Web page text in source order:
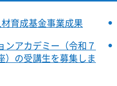
育成基金事業成果
ンアカデミー（令和７
）の受講生を募集しま